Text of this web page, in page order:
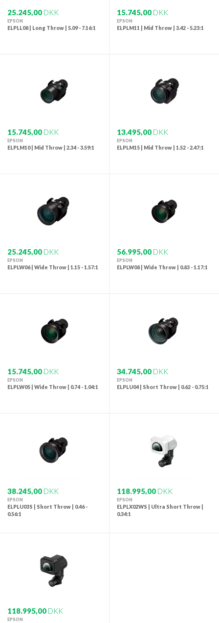
25.245,00 DKK
EPSON
ELPLL08 | Long Throw | 5.09 - 7.16:1
15.745,00 DKK
EPSON
ELPLM11 | Mid Throw | 3.42 - 5.23:1
15.745,00 DKK
EPSON
ELPLM10 | Mid Throw | 2.34 - 3.59:1
13.495,00 DKK
EPSON
ELPLM15 | Mid Throw | 1.52 - 2.47:1
25.245,00 DKK
EPSON
ELPLW06 | Wide Throw | 1.15 - 1.57:1
56.995,00 DKK
EPSON
ELPLW08 | Wide Throw | 0.83 - 1.17:1
15.745,00 DKK
EPSON
ELPLW05 | Wide Throw | 0.74 - 1.04:1
34.745,00 DKK
EPSON
ELPLU04 | Short Throw | 0.62 - 0.75:1
38.245,00 DKK
EPSON
ELPLU03S | Short Throw | 0.46 -
0.56:1
118.995,00 DKK
EPSON
ELPLX02WS | Ultra Short Throw |
0.34:1
118.995,00 DKK
EPSON